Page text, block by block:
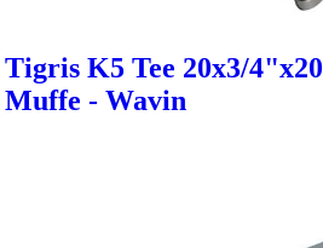
Tigris K5 Tee 20x3/4"x20
Muffe - Wavin